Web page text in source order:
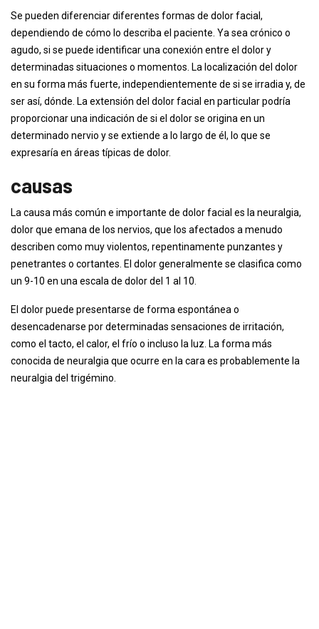
Se pueden diferenciar diferentes formas de dolor facial,
dependiendo de cómo lo describa el paciente. Ya sea crónico o
agudo, si se puede identificar una conexión entre el dolor y
determinadas situaciones o momentos. La localización del dolor
en su forma más fuerte, independientemente de si se irradia y, de
ser así, dónde. La extensión del dolor facial en particular podría
proporcionar una indicación de si el dolor se origina en un
determinado nervio y se extiende a lo largo de él, lo que se
expresaría en áreas típicas de dolor.
causas
La causa más común e importante de dolor facial es la neuralgia,
dolor que emana de los nervios, que los afectados a menudo
describen como muy violentos, repentinamente punzantes y
penetrantes o cortantes. El dolor generalmente se clasifica como
un 9-10 en una escala de dolor del 1 al 10.
El dolor puede presentarse de forma espontánea o
desencadenarse por determinadas sensaciones de irritación,
como el tacto, el calor, el frío o incluso la luz. La forma más
conocida de neuralgia que ocurre en la cara es probablemente la
neuralgia del trigémino.